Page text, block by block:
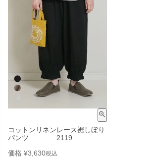
コットンリネンレース裾しぼり
パンツ 2119
価格 ¥3,630税込